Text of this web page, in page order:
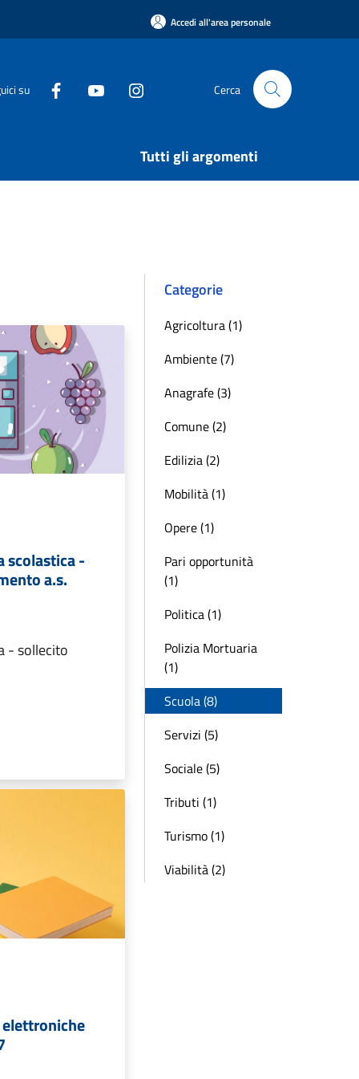
Accedi all'area personale
su Cerca
Tutti gli argomenti
scolastica -
a.s.
- sollecito
Categorie
Agricoltura (1)
Ambiente (7)
Anagrafe (3)
Comune (2)
Edilizia (2)
Mobilità (1)
Opere (1)
Pari opportunità
(1)
Politica (1)
Polizia Mortuaria
(1)
Scuola (8)
Servizi (5)
Sociale (5)
Tributi (1)
Turismo (1)
Viabilità (2)